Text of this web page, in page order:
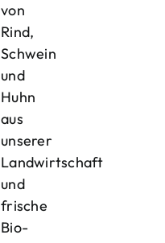
von
Rind,
Schwein
und
Huhn
aus
unserer
Landwirtschaft
und
frische
Bio-